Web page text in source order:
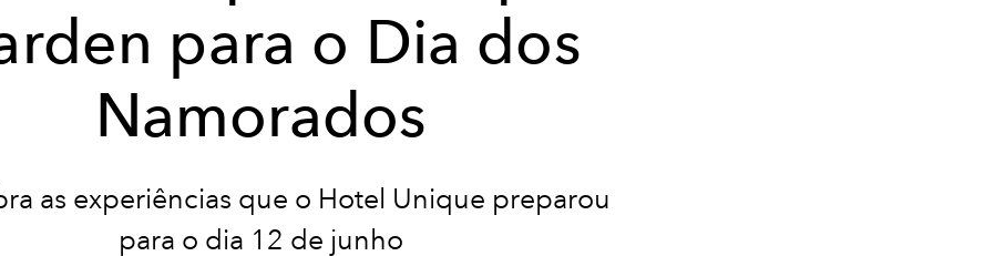
para o Dia dos
Namorados
as experiências que o Hotel Unique preparou
para o dia 12 de junho